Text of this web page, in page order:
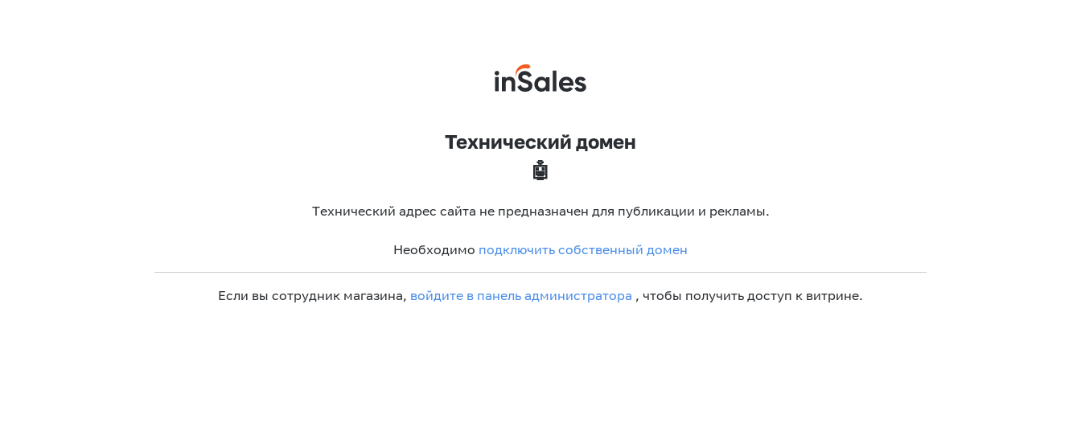
Технический домен
🤖
Технический адрес сайта не предназначен для публикации и рекламы.
Необходимо подключить собственный домен
Если вы сотрудник магазина, войдите в панель администратора , чтобы получить доступ к витрине.